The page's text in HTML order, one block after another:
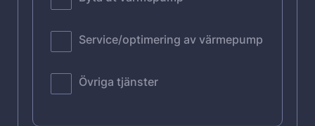
Service/optimering av värmepump
Övriga tjänster